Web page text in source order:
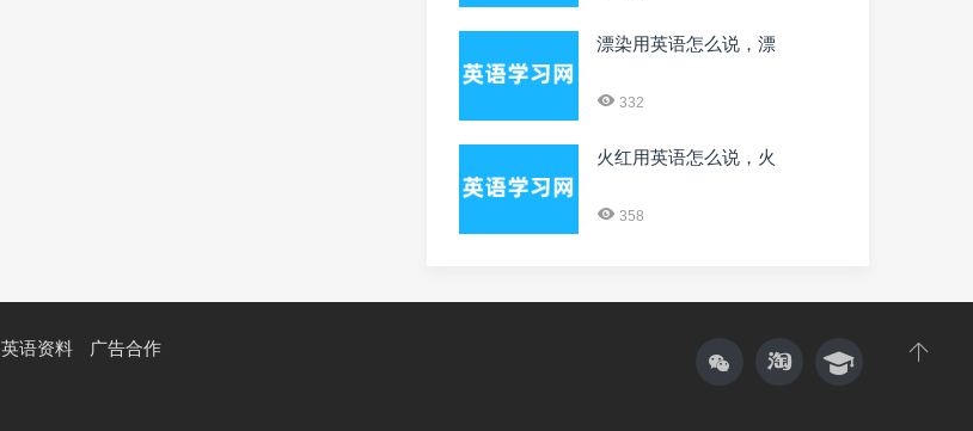
漂染用英语怎么说，漂
332
火红用英语怎么说，火
358
英语资料 广告合作